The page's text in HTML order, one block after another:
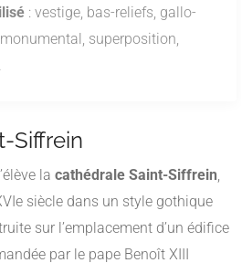
: vestige, bas-reliefs, gallo-
superposition,
Siffrein
la cathédrale Saint-Siffrein,
siècle dans un style gothique
sur l’emplacement d’un édifice
par le pape Benoît XIII